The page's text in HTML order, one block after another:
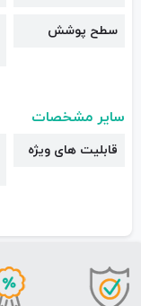
سطح پوشش
سایر مشخصات
قابلیت های ویژه